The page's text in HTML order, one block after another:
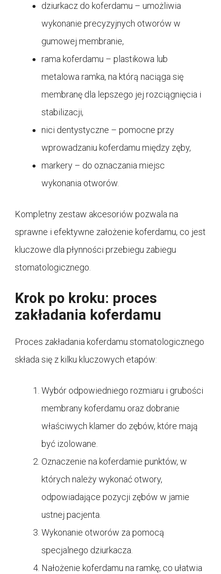
dziurkacz do koferdamu – umożliwia
wykonanie precyzyjnych otworów w
gumowej membranie,
rama koferdamu – plastikowa lub
metalowa ramka, na którą naciąga się
membranę dla lepszego jej rozciągnięcia i
stabilizacji,
nici dentystyczne – pomocne przy
wprowadzaniu koferdamu między zęby,
markery – do oznaczania miejsc
wykonania otworów.
Kompletny zestaw akcesoriów pozwala na
sprawne i efektywne założenie koferdamu, co jest
kluczowe dla płynności przebiegu zabiegu
stomatologicznego.
Krok po kroku: proces
zakładania koferdamu
Proces zakładania koferdamu stomatologicznego
składa się z kilku kluczowych etapów:
Wybór odpowiedniego rozmiaru i grubości
membrany koferdamu oraz dobranie
właściwych klamer do zębów, które mają
być izolowane.
Oznaczenie na koferdamie punktów, w
których należy wykonać otwory,
odpowiadające pozycji zębów w jamie
ustnej pacjenta.
Wykonanie otworów za pomocą
specjalnego dziurkacza.
Nałożenie koferdamu na ramkę, co ułatwia